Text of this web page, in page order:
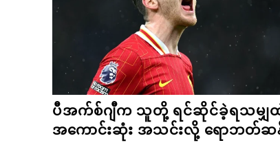
ပီအက်စ်ဂျီက သူတို့ ရင်ဆိုင်ခဲ့ရသမျှ
အကောင်းဆုံး အသင်းလို့ ရောဘတ်